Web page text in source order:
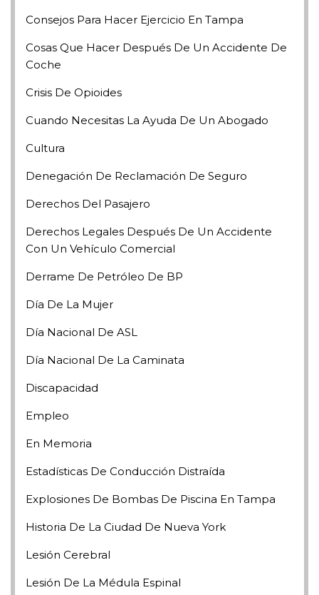
Consejos Para Hacer Ejercicio En Tampa
Cosas Que Hacer Después De Un Accidente De
Coche
Crisis De Opioides
Cuando Necesitas La Ayuda De Un Abogado
Cultura
Denegación De Reclamación De Seguro
Derechos Del Pasajero
Derechos Legales Después De Un Accidente
Con Un Vehículo Comercial
Derrame De Petróleo De BP
Día De La Mujer
Día Nacional De ASL
Día Nacional De La Caminata
Discapacidad
Empleo
En Memoria
Estadísticas De Conducción Distraída
Explosiones De Bombas De Piscina En Tampa
Historia De La Ciudad De Nueva York
Lesión Cerebral
Lesión De La Médula Espinal